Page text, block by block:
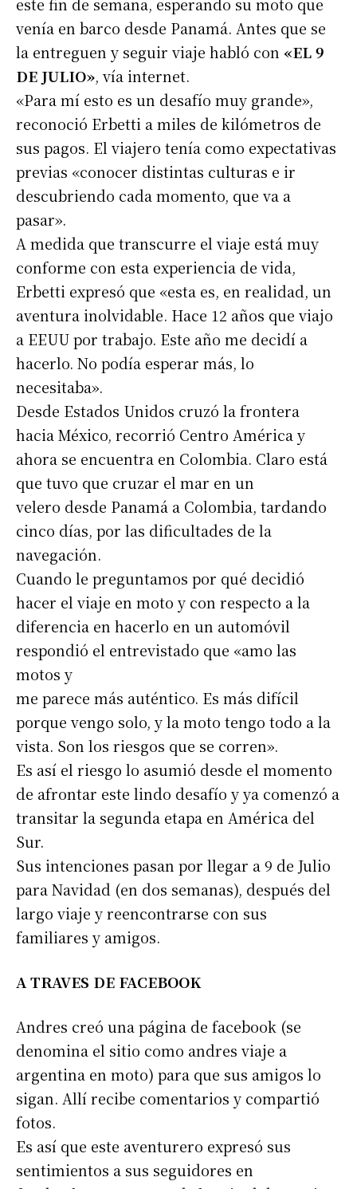
Suscribirme gratis
este fin de semana, esperando su moto que
venía en barco desde Panamá. Antes que se
la entreguen y seguir viaje habló con «EL 9
DE JULIO», vía internet.
«Para mí esto es un desafío muy grande»,
reconoció Erbetti a miles de kilómetros de
sus pagos. El viajero tenía como expectativas
previas «conocer distintas culturas e ir
descubriendo cada momento, que va a
pasar».
A medida que transcurre el viaje está muy
conforme con esta experiencia de vida,
Erbetti expresó que «esta es, en realidad, un
aventura inolvidable. Hace 12 años que viajo
a EEUU por trabajo. Este año me decidí a
hacerlo. No podía esperar más, lo
necesitaba».
Desde Estados Unidos cruzó la frontera
hacia México, recorrió Centro América y
ahora se encuentra en Colombia. Claro está
que tuvo que cruzar el mar en un
velero desde Panamá a Colombia, tardando
cinco días, por las dificultades de la
navegación.
Cuando le preguntamos por qué decidió
hacer el viaje en moto y con respecto a la
diferencia en hacerlo en un automóvil
respondió el entrevistado que «amo las
motos y
me parece más auténtico. Es más difícil
porque vengo solo, y la moto tengo todo a la
vista. Son los riesgos que se corren».
Es así el riesgo lo asumió desde el momento
de afrontar este lindo desafío y ya comenzó a
transitar la segunda etapa en América del
Sur.
Sus intenciones pasan por llegar a 9 de Julio
para Navidad (en dos semanas), después del
largo viaje y reencontrarse con sus
familiares y amigos.
A TRAVES DE FACEBOOK
Andres creó una página de facebook (se
denomina el sitio como andres viaje a
argentina en moto) para que sus amigos lo
sigan. Allí recibe comentarios y compartió
fotos.
Es así que este aventurero expresó sus
sentimientos a sus seguidores en